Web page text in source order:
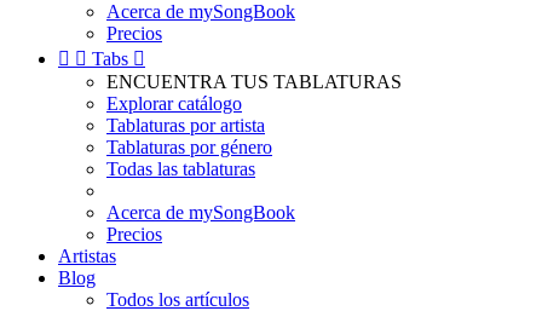
Acerca de mySongBook
Precios
  Tabs 
ENCUENTRA TUS TABLATURAS
Explorar catálogo
Tablaturas por artista
Tablaturas por género
Todas las tablaturas
Acerca de mySongBook
Precios
Artistas
Blog
Todos los artículos